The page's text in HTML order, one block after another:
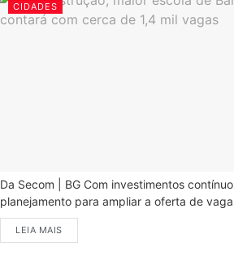
CIDADES
Da Secom | BG Com investimentos
planejamento para ampliar a oferta de
LEIA MAIS